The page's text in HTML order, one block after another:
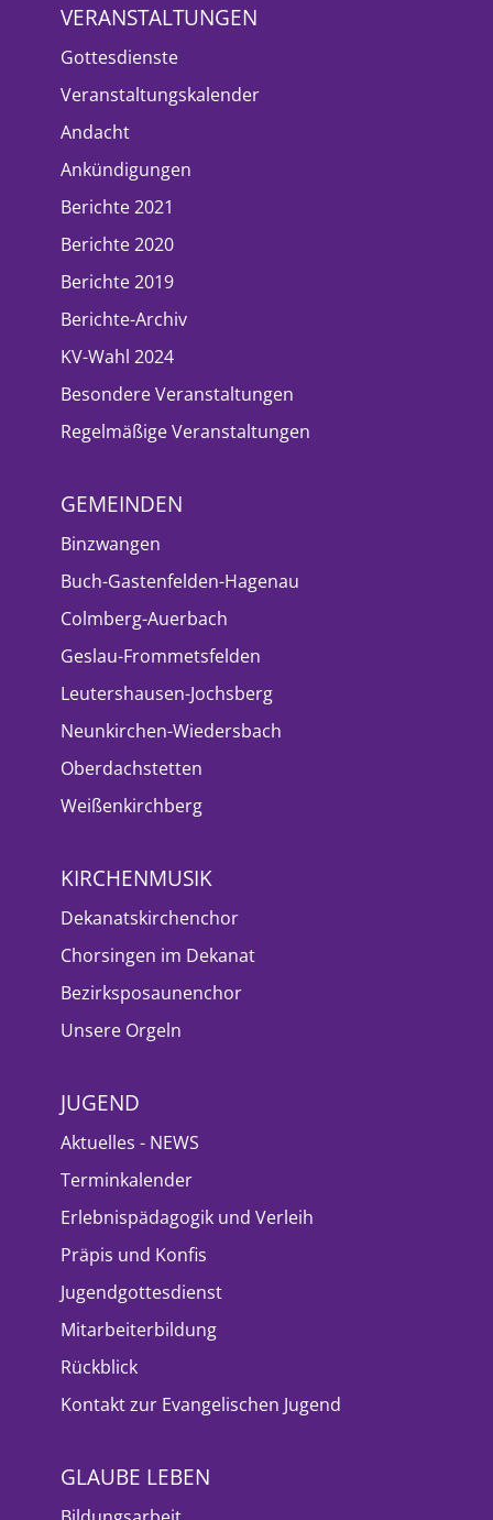
VERANSTALTUNGEN
Gottesdienste
Veranstaltungskalender
Andacht
Ankündigungen
Berichte 2021
Berichte 2020
Berichte 2019
Berichte-Archiv
KV-Wahl 2024
Besondere Veranstaltungen
Regelmäßige Veranstaltungen
GEMEINDEN
Binzwangen
Buch-Gastenfelden-Hagenau
Colmberg-Auerbach
Geslau-Frommetsfelden
Leutershausen-Jochsberg
Neunkirchen-Wiedersbach
Oberdachstetten
Weißenkirchberg
KIRCHENMUSIK
Dekanatskirchenchor
Chorsingen im Dekanat
Bezirksposaunenchor
Unsere Orgeln
JUGEND
Aktuelles - NEWS
Terminkalender
Erlebnispädagogik und Verleih
Präpis und Konfis
Jugendgottesdienst
Mitarbeiterbildung
Rückblick
Kontakt zur Evangelischen Jugend
GLAUBE LEBEN